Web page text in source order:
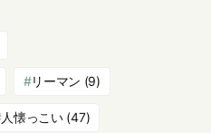
リーマン (9)
人懐っこい(47)